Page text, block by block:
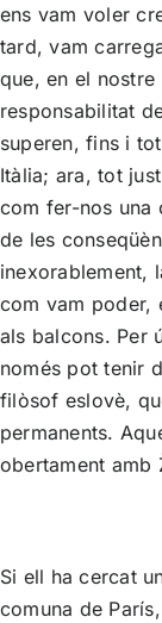
ens vam voler
tard, vam
que, en el nostre
responsabilitat
superen, fins i
Itàlia; ara, tot
com fer-nos una
de les
inexorablement,
com vam poder,
als balcons. Per
només pot tenir
filòsof eslovè,
permanents.
obertament amb
Si ell ha cercat
comuna de